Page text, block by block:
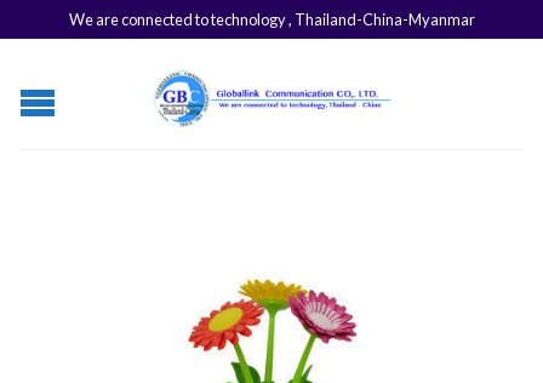
We are connected to technology , Thailand-China-Myanmar